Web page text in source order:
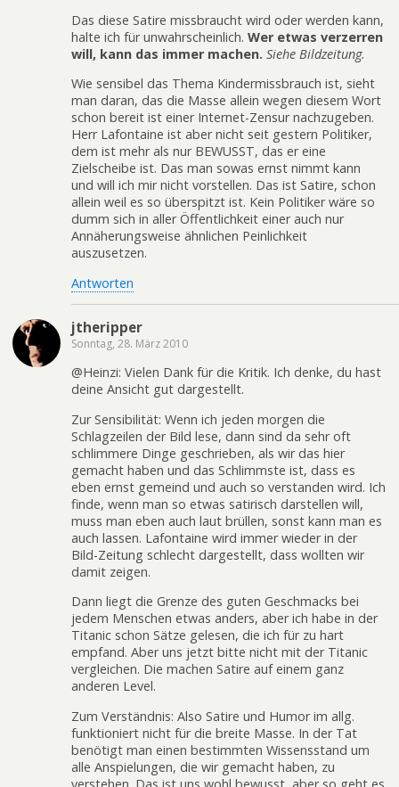
Das diese Satire missbraucht wird oder werden kann,
halte ich für unwahrscheinlich. Wer etwas verzerren
will, kann das immer machen. Siehe Bildzeitung.
Wie sensibel das Thema Kindermissbrauch ist, sieht
man daran, das die Masse allein wegen diesem Wort
schon bereit ist einer Internet-Zensur nachzugeben.
Herr Lafontaine ist aber nicht seit gestern Politiker,
dem ist mehr als nur BEWUSST, das er eine
Zielscheibe ist. Das man sowas ernst nimmt kann
und will ich mir nicht vorstellen. Das ist Satire, schon
allein weil es so überspitzt ist. Kein Politiker wäre so
dumm sich in aller Öffentlichkeit einer auch nur
Annäherungsweise ähnlichen Peinlichkeit
auszusetzen.
Antworten
jtheripper
Sonntag, 28. März 2010
@Heinzi: Vielen Dank für die Kritik. Ich denke, du hast
deine Ansicht gut dargestellt.
Zur Sensibilität: Wenn ich jeden morgen die
Schlagzeilen der Bild lese, dann sind da sehr oft
schlimmere Dinge geschrieben, als wir das hier
gemacht haben und das Schlimmste ist, dass es
eben ernst gemeind und auch so verstanden wird. Ich
finde, wenn man so etwas satirisch darstellen will,
muss man eben auch laut brüllen, sonst kann man es
auch lassen. Lafontaine wird immer wieder in der
Bild-Zeitung schlecht dargestellt, dass wollten wir
damit zeigen.
Dann liegt die Grenze des guten Geschmacks bei
jedem Menschen etwas anders, aber ich habe in der
Titanic schon Sätze gelesen, die ich für zu hart
empfand. Aber uns jetzt bitte nicht mit der Titanic
vergleichen. Die machen Satire auf einem ganz
anderen Level.
Zum Verständnis: Also Satire und Humor im allg.
funktioniert nicht für die breite Masse. In der Tat
benötigt man einen bestimmten Wissensstand um
alle Anspielungen, die wir gemacht haben, zu
verstehen. Das ist uns wohl bewusst, aber so geht es